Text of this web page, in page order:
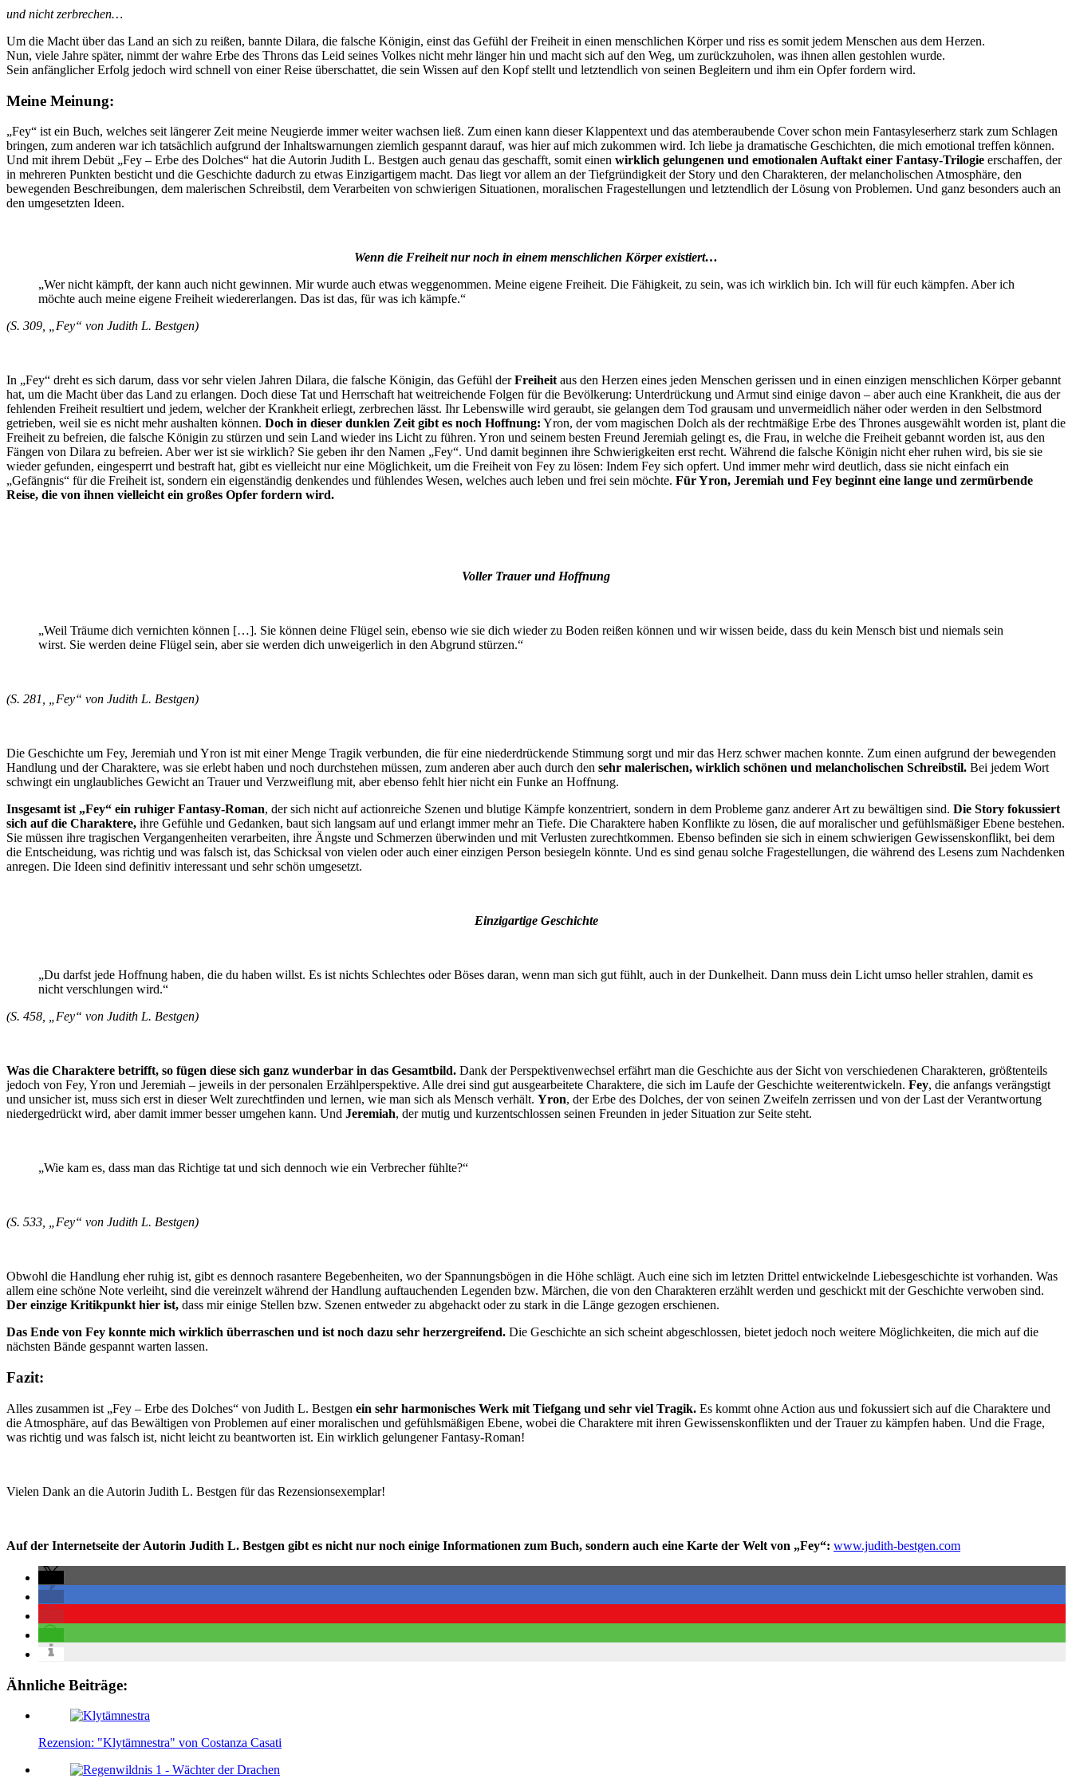
und nicht zerbrechen…
Um die Macht über das Land an sich zu reißen, bannte Dilara, die falsche Königin, einst das Gefühl der Freiheit in einen menschlichen Körper und riss es somit jedem Menschen aus dem Herzen.
Nun, viele Jahre später, nimmt der wahre Erbe des Throns das Leid seines Volkes nicht mehr länger hin und macht sich auf den Weg, um zurückzuholen, was ihnen allen gestohlen wurde.
Sein anfänglicher Erfolg jedoch wird schnell von einer Reise überschattet, die sein Wissen auf den Kopf stellt und letztendlich von seinen Begleitern und ihm ein Opfer fordern wird.
Meine Meinung:
„Fey“ ist ein Buch, welches seit längerer Zeit meine Neugierde immer weiter wachsen ließ. Zum einen kann dieser Klappentext und das atemberaubende Cover schon mein Fantasyleserherz stark zum Schlagen
bringen, zum anderen war ich tatsächlich aufgrund der Inhaltswarnungen ziemlich gespannt darauf, was hier auf mich zukommen wird. Ich liebe ja dramatische Geschichten, die mich emotional treffen können.
Und mit ihrem Debüt „Fey – Erbe des Dolches“ hat die Autorin Judith L. Bestgen auch genau das geschafft, somit einen wirklich gelungenen und emotionalen Auftakt einer Fantasy-Trilogie erschaffen, der
in mehreren Punkten besticht und die Geschichte dadurch zu etwas Einzigartigem macht. Das liegt vor allem an der Tiefgründigkeit der Story und den Charakteren, der melancholischen Atmosphäre, den
bewegenden Beschreibungen, dem malerischen Schreibstil, dem Verarbeiten von schwierigen Situationen, moralischen Fragestellungen und letztendlich der Lösung von Problemen. Und ganz besonders auch an
den umgesetzten Ideen.
Wenn die Freiheit nur noch in einem menschlichen Körper existiert…
„Wer nicht kämpft, der kann auch nicht gewinnen. Mir wurde auch etwas weggenommen. Meine eigene Freiheit. Die Fähigkeit, zu sein, was ich wirklich bin. Ich will für euch kämpfen. Aber ich
möchte auch meine eigene Freiheit wiedererlangen. Das ist das, für was ich kämpfe.“
(S. 309, „Fey“ von Judith L. Bestgen)
In „Fey“ dreht es sich darum, dass vor sehr vielen Jahren Dilara, die falsche Königin, das Gefühl derFreiheitaus den Herzen eines jeden Menschen gerissen und in einen einzigen menschlichen Körper gebannt
hat, um die Macht über das Land zu erlangen. Doch diese Tat und Herrschaft hat weitreichende Folgen für die Bevölkerung: Unterdrückung und Armut sind einige davon – aber auch eine Krankheit, die aus der
fehlenden Freiheit resultiert und jedem, welcher der Krankheit erliegt, zerbrechen lässt. Ihr Lebenswille wird geraubt, sie gelangen dem Tod grausam und unvermeidlich näher oder werden in den Selbstmord
getrieben, weil sie es nicht mehr aushalten können. Doch in dieser dunklen Zeit gibt es noch Hoffnung: Yron, der vom magischen Dolch als der rechtmäßige Erbe des Thrones ausgewählt worden ist, plant die
Freiheit zu befreien, die falsche Königin zu stürzen und sein Land wieder ins Licht zu führen. Yron und seinem besten Freund Jeremiah gelingt es, die Frau, in welche die Freiheit gebannt worden ist, aus den
Fängen von Dilara zu befreien. Aber wer ist sie wirklich? Sie geben ihr den Namen „Fey“. Und damit beginnen ihre Schwierigkeiten erst recht. Während die falsche Königin nicht eher ruhen wird, bis sie sie
wieder gefunden, eingesperrt und bestraft hat, gibt es vielleicht nur eine Möglichkeit, um die Freiheit von Fey zu lösen: Indem Fey sich opfert. Und immer mehr wird deutlich, dass sie nicht einfach ein
„Gefängnis“ für die Freiheit ist, sondern ein eigenständig denkendes und fühlendes Wesen, welches auch leben und frei sein möchte. Für Yron, Jeremiah und Fey beginnt eine lange und zermürbende
Reise, die von ihnen vielleicht ein großes Opfer fordern wird.
Voller Trauer und Hoffnung
„Weil Träume dich vernichten können […]. Sie können deine Flügel sein, ebenso wie sie dich wieder zu Boden reißen können und wir wissen beide, dass du kein Mensch bist und niemals sein
wirst. Sie werden deine Flügel sein, aber sie werden dich unweigerlich in den Abgrund stürzen.“
(S. 281, „Fey“ von Judith L. Bestgen)
Die Geschichte um Fey, Jeremiah und Yron ist mit einer Menge Tragik verbunden, die für eine niederdrückende Stimmung sorgt und mir das Herz schwer machen konnte. Zum einen aufgrund der bewegenden
Handlung und der Charaktere, was sie erlebt haben und noch durchstehen müssen, zum anderen aber auch durch den sehr malerischen, wirklich schönen und melancholischen Schreibstil. Bei jedem Wort
schwingt ein unglaubliches Gewicht an Trauer und Verzweiflung mit, aber ebenso fehlt hier nicht ein Funke an Hoffnung.
Insgesamt ist „Fey“ ein ruhiger Fantasy-Roman, der sich nicht auf actionreiche Szenen und blutige Kämpfe konzentriert, sondern in dem Probleme ganz anderer Art zu bewältigen sind. Die Story fokussiert
sich auf die Charaktere, ihre Gefühle und Gedanken, baut sich langsam auf und erlangt immer mehr an Tiefe. Die Charaktere haben Konflikte zu lösen, die auf moralischer und gefühlsmäßiger Ebene bestehen.
Sie müssen ihre tragischen Vergangenheiten verarbeiten, ihre Ängste und Schmerzen überwinden und mit Verlusten zurechtkommen. Ebenso befinden sie sich in einem schwierigen Gewissenskonflikt, bei dem
die Entscheidung, was richtig und was falsch ist, das Schicksal von vielen oder auch einer einzigen Person besiegeln könnte. Und es sind genau solche Fragestellungen, die während des Lesens zum Nachdenken
anregen. Die Ideen sind definitiv interessant und sehr schön umgesetzt.
Einzigartige Geschichte
„Du darfst jede Hoffnung haben, die du haben willst. Es ist nichts Schlechtes oder Böses daran, wenn man sich gut fühlt, auch in der Dunkelheit. Dann muss dein Licht umso heller strahlen, damit es
nicht verschlungen wird.“
(S. 458, „Fey“ von Judith L. Bestgen)
Was die Charaktere betrifft, so fügen diese sich ganz wunderbar in das Gesamtbild. Dank der Perspektivenwechsel erfährt man die Geschichte aus der Sicht von verschiedenen Charakteren, größtenteils
jedoch von Fey, Yron und Jeremiah – jeweils in der personalen Erzählperspektive. Alle drei sind gut ausgearbeitete Charaktere, die sich im Laufe der Geschichte weiterentwickeln. Fey, die anfangs verängstigt
und unsicher ist, muss sich erst in dieser Welt zurechtfinden und lernen, wie man sich als Mensch verhält. Yron, der Erbe des Dolches, der von seinen Zweifeln zerrissen und von der Last der Verantwortung
niedergedrückt wird, aber damit immer besser umgehen kann. Und Jeremiah, der mutig und kurzentschlossen seinen Freunden in jeder Situation zur Seite steht.
„Wie kam es, dass man das Richtige tat und sich dennoch wie ein Verbrecher fühlte?“
(S. 533, „Fey“ von Judith L. Bestgen)
Obwohl die Handlung eher ruhig ist, gibt es dennoch rasantere Begebenheiten, wo der Spannungsbögen in die Höhe schlägt. Auch eine sich im letzten Drittel entwickelnde Liebesgeschichte ist vorhanden. Was
allem eine schöne Note verleiht, sind die vereinzelt während der Handlung auftauchenden Legenden bzw. Märchen, die von den Charakteren erzählt werden und geschickt mit der Geschichte verwoben sind.
Der einzige Kritikpunkt hier ist, dass mir einige Stellen bzw. Szenen entweder zu abgehackt oder zu stark in die Länge gezogen erschienen.
Das Ende von Fey konnte mich wirklich überraschen und ist noch dazu sehr herzergreifend. Die Geschichte an sich scheint abgeschlossen, bietet jedoch noch weitere Möglichkeiten, die mich auf die
nächsten Bände gespannt warten lassen.
Fazit:
Alles zusammen ist „Fey – Erbe des Dolches“ von Judith L. Bestgen ein sehr harmonisches Werk mit Tiefgang und sehr viel Tragik. Es kommt ohne Action aus und fokussiert sich auf die Charaktere und
die Atmosphäre, auf das Bewältigen von Problemen auf einer moralischen und gefühlsmäßigen Ebene, wobei die Charaktere mit ihren Gewissenskonflikten und der Trauer zu kämpfen haben. Und die Frage,
was richtig und was falsch ist, nicht leicht zu beantworten ist. Ein wirklich gelungener Fantasy-Roman!
Vielen Dank an die Autorin Judith L. Bestgen für das Rezensionsexemplar!
Auf der Internetseite der Autorin Judith L. Bestgen gibt es nicht nur noch einige Informationen zum Buch, sondern auch eine Karte der Welt von „Fey“: www.judith-bestgen.com
Ähnliche Beiträge:
Rezension: "Klytämnestra" von Costanza Casati